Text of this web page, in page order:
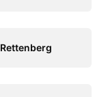
Rettenberg